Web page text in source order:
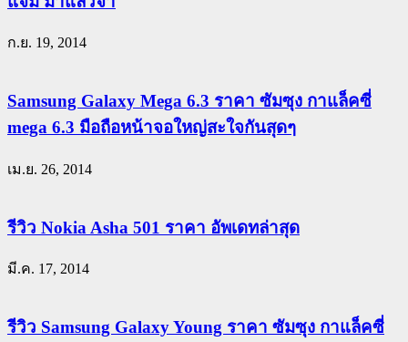
ก.ย. 19, 2014
Samsung Galaxy Mega 6.3 ราคา ซัมซุง กาแล็คซี่
mega 6.3 มือถือหน้าจอใหญ่สะใจกันสุดๆ
เม.ย. 26, 2014
รีวิว Nokia Asha 501 ราคา อัพเดทล่าสุด
มี.ค. 17, 2014
รีวิว Samsung Galaxy Young ราคา ซัมซุง กาแล็คซี่